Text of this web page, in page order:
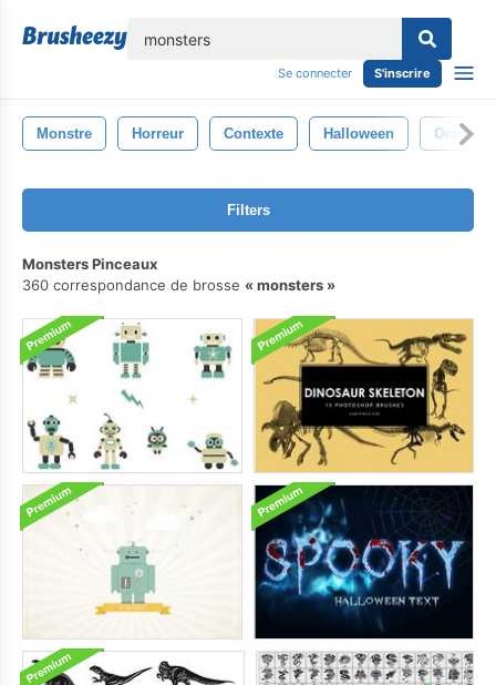
Se connecter S'inscrire
Monstre Horreur Contexte Halloween Orange
Filters
Monsters Pinceaux
360 correspondance de brosse
monsters